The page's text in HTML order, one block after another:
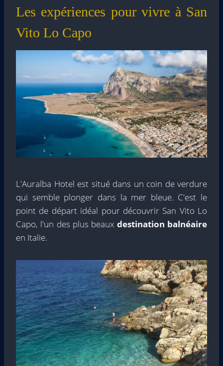
Les expériences pour vivre à San
Vito Lo Capo
L'Auralba Hotel est situé dans un coin de verdure
qui semble plonger dans la mer bleue. C'est le
point de départ idéal pour découvrir San Vito Lo
Capo, l'un des plus beaux destination balnéaire
en Italie.